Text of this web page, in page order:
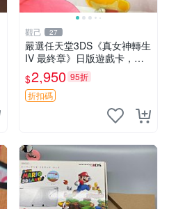
觀己 27
嚴選任天堂3DS《真女神轉生
IV 最終章》日版遊戲卡，整
體狀態極佳非常新。適合收藏
玩家。 真女神轉生IV 最終章
3ds 日版 游戲卡
$2,950 95折
折扣碼